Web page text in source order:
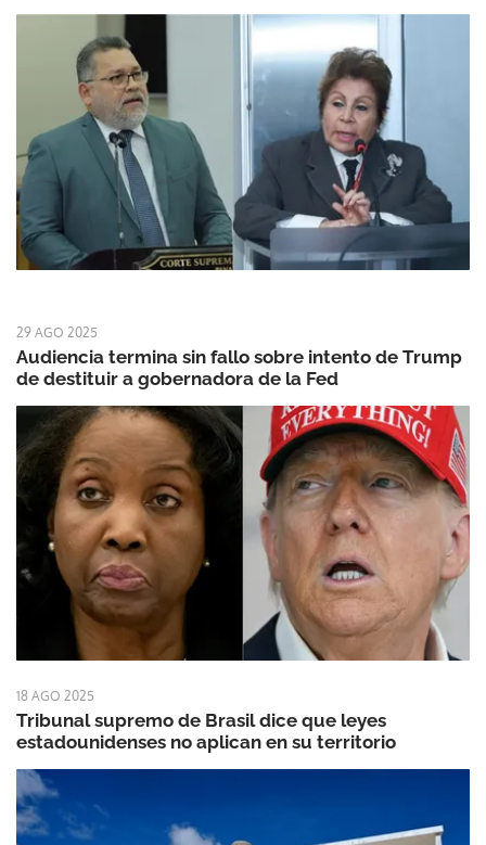
29 AGO 2025
Audiencia termina sin fallo sobre intento de Trump
de destituir a gobernadora de la Fed
18 AGO 2025
Tribunal supremo de Brasil dice que leyes
estadounidenses no aplican en su territorio